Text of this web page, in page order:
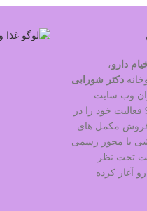
دارو،
دکتر شورابی
وب سایت
معتبر از سال 94 فعالیت خود را در
فروش مکمل های
با مجوز رسمی
تحت نظر
آغاز کرده